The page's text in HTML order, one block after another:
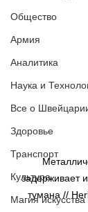
Общество
Армия
Аналитика
Наука и
Все о
Здоровье
Транспорт
Культура
Магия искусства
задерживает
тумана //